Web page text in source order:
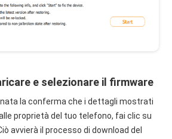
e selezionare il firmware
la conferma che i dettagli mostrati
proprietà del tuo telefono, fai clic su
avvierà il processo di download del